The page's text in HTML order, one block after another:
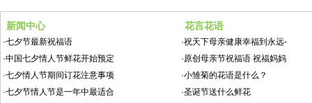
新闻中心
·七夕节最新祝福语
·中国七夕情人节鲜花开始预定
·七夕情人节期间订花注意事项
·七夕节情人节是一年中最适合
花言花语
·祝天下母亲健康幸福到永远-
·原创母亲节祝福语 祝福妈妈
·小雏菊的花语是什么？
·圣诞节送什么鲜花